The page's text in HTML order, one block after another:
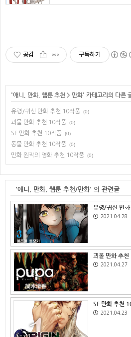
공감 구독하기
'애니, 만화, 웹툰 추천 > 만화' 카테고리의 다른
유령/귀신 만화 추천 10작품 (0)
괴물 만화 추천 10작품 (0)
SF 만화 추천 10작품 (0)
동물 만화 추천 10작품 (0)
만화 원작의 영화 추천 10작품 (0)
'애니, 만화, 웹툰 추천/만화' 의 관련글
유령/귀신 만
2021.04.28
괴물 만화 추천
2021.04.27
SF 만화 추천
2021.04.23